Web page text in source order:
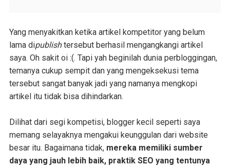
Yang menyakitkan ketika artikel kompetitor yang belum
lama dipublishtersebut berhasil mengangkangi artikel
saya. Oh sakit oi :(. Tapi yah beginilah dunia perbloggingan,
temanya cukup sempit dan yang mengeksekusi tema
tersebut sangat banyak jadi yang namanya mengkopi
artikel itu tidak bisa dihindarkan.
Dilihat dari segi kompetisi, blogger kecil seperti saya
memang selayaknya mengakui keunggulan dari website
besar itu. Bagaimana tidak, mereka memiliki sumber
daya yang jauh lebih baik, praktik SEO yang tentunya